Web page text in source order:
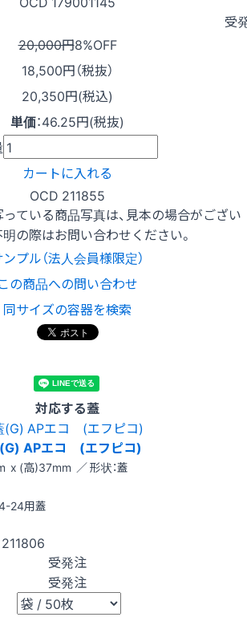
受
20,000円8%OFF
18,500円（税抜）
20,350円(税込)
単価：46.25円(税抜)
カートに入れる
OCD 211855
ている商品写真は、見本の場合がござい
明の際はお問い合わせください。
プル（法人会員様限定）
の商品への問い合わせ
同サイズの容器を検索
対応する蓋
APエコ (エフピコ)
x (高)37mm ／ 形状：蓋
24用蓋
211806
受発注
受発注